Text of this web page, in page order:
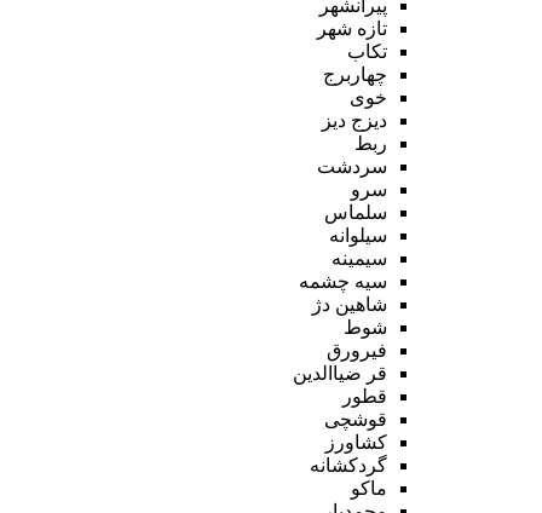
پیرانشهر
تازه شهر
تکاب
چهاربرج
خوی
دیزج دیز
ربط
سردشت
سرو
سلماس
سیلوانه
سیمینه
سیه چشمه
شاهین دژ
شوط
فیرورق
قر ضیاالدین
قطور
قوشچی
کشاورز
گردکشانه
ماکو